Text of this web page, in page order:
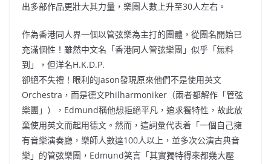
出多部作品更壯大其力量，樂團人數上升至30人左右。
作為香港同人界一個以管弦樂為主打的團體，從團名開始已
充滿個性！雖然中文名「香港同人管弦樂團」似乎「無料
到」，但洋名H.K.D.P.
卻絕不失禮！眼利的Jason發現原來他們不是使用英文
Orchestra，而是德文Philharmoniker（兩者都解作「管弦
樂團」），Edmund稱他想拒絕平凡，追求獨特性，故此放
棄使用英文而起用德文。然而，這詞彙代表着「一個自己擁
有音樂演奏廳，樂師人數達100人以上，並多次公演古典音
樂」的管弦樂團，Edmund笑言「其實獨特得來都幾大壓